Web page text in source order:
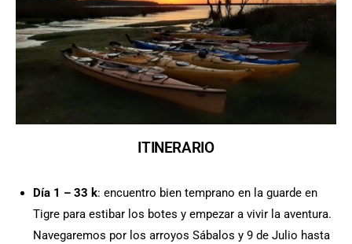
ITINERARIO
Día 1 – 33 k: encuentro bien temprano en la guarde en
Tigre para estibar los botes y empezar a vivir la aventura.
Navegaremos por los arroyos Sábalos y 9 de Julio hasta